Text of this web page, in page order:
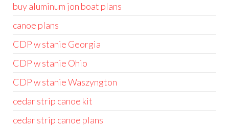
buy aluminum jon boat plans
canoe plans
CDP w stanie Georgia
CDP w stanie Ohio
CDP w stanie Waszyngton
cedar strip canoe kit
cedar strip canoe plans